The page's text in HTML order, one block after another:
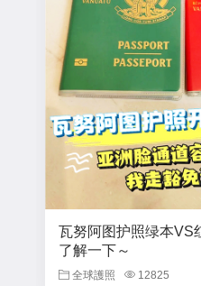
瓦努阿图护照绿本VS
了解一下～
全球護照 12825